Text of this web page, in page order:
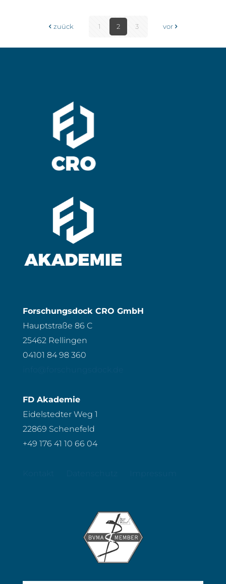
zuück 1 2 3 vor
Forschungsdock CRO GmbH
Hauptstraße 86 C
25462 Rellingen
04101 84 98 360
FD Akademie
Eidelstedter Weg 1
22869 Schenefeld
+49 176 41 10 66 04